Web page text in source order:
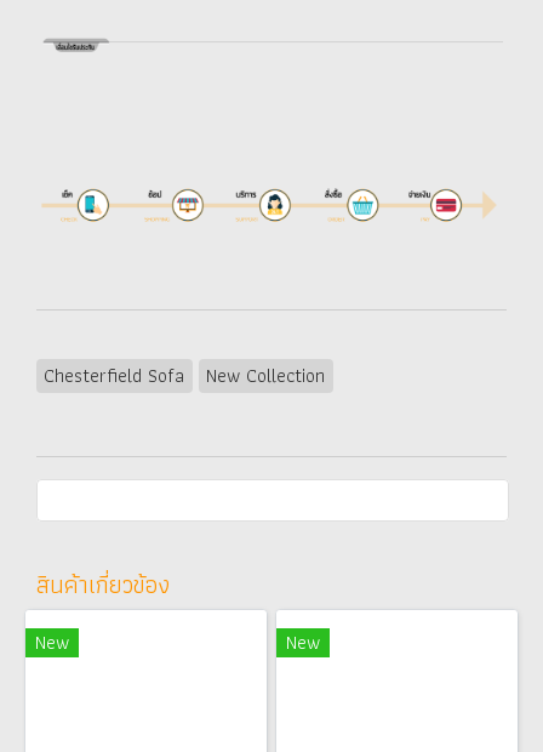
Chesterfield Sofa New Collection
สินค้าเกี่ยวข้อง
New New